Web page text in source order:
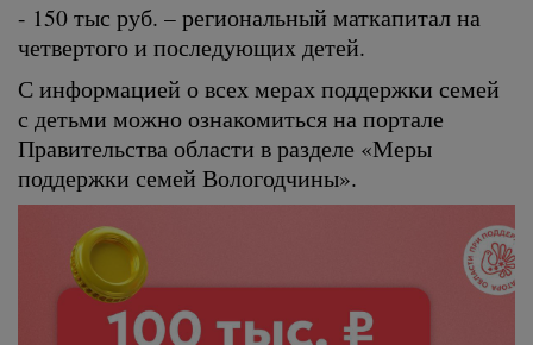
- 150 тыс руб. – региональный маткапитал на
четвертого и последующих детей.
С информацией о всех мерах поддержки семей
с детьми можно ознакомиться на портале
Правительства области в разделе «Меры
поддержки семей Вологодчины».